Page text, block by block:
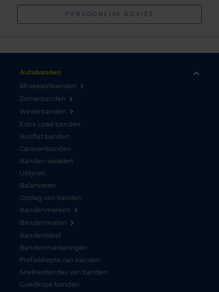
PERSOONLIJK ADVIES
Autobanden
All-seasonbanden
Zomerbanden
Winterbanden
Extra Load banden
Runflat banden
Caravanbanden
Banden wisselen
Uitlijnen
Balanceren
Opslag van banden
Bandenmerken
Bandenmaten
Bandenlabel
Bandenmarkeringen
Profieldiepte van banden
Snelheidsindex van banden
Goedkope banden